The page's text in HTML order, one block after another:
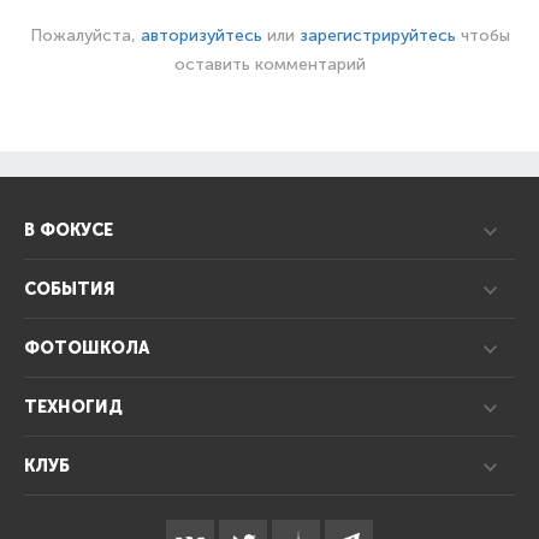
Пожалуйста, авторизуйтесь или зарегистрируйтесь чтобы
оставить комментарий
В ФОКУСЕ
СОБЫТИЯ
ФОТОШКОЛА
ТЕХНОГИД
КЛУБ